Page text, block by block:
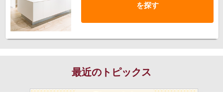
を探す
最近のトピックス